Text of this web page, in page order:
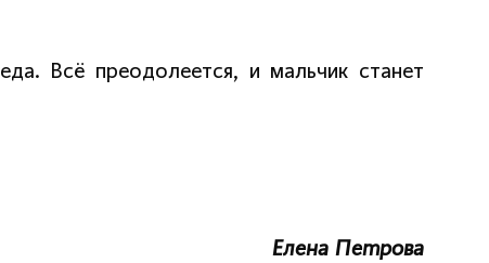
Всё преодолеется, и мальчик станет
Елена Петрова